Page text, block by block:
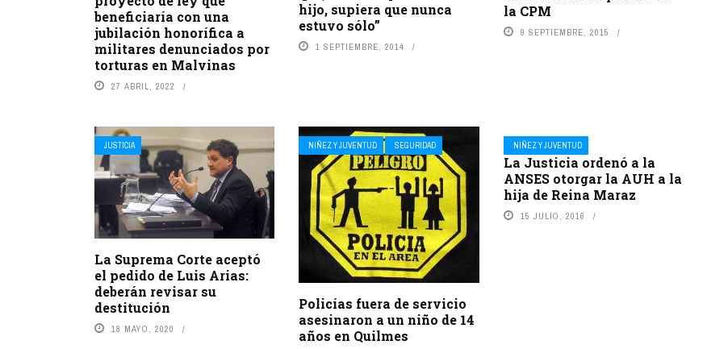
beneficiaría con una
jubilación honorífica a
militares denunciados por
torturas en Malvinas
27 ABRIL, 2022
hijo, supiera que nunca
estuvo sólo”
1 SEPTIEMBRE, 2014
la CPM
9 SEPTIEMBRE, 2015
JUSTICIA
La Suprema Corte aceptó
el pedido de Luis Arias:
deberán revisar su
destitución
18 MAYO, 2020
NIÑEZ Y JUVENTUD SEGURIDAD
Policías fuera de servicio
asesinaron a un niño de 14
años en Quilmes
NIÑEZ Y JUVENTUD
La Justicia ordenó a la
ANSES otorgar la AUH a la
hija de Reina Maraz
15 JULIO, 2016